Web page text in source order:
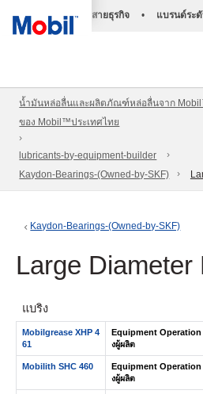
สายธุรกิจ • แบรนด์ระ
น้ำมันหล่อลื่นและผลิตภัณฑ์หล่อลื่นจาก
ของ Mobil™ประเทศไทย
lubricants-by-equipment-builder
Kaydon-Bearings-(Owned-by-SKF)
Kaydon-Bearings-(Owned-by-SKF)
Large Diameter
แบริ่ง
Mobilgrease XHP 4
61
Equipment Operation
งผู้ผลิต
Mobilith SHC 460
Equipment Operation
งผู้ผลิต